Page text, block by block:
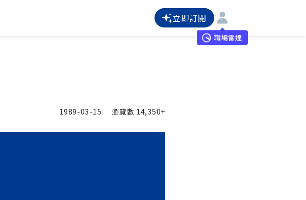
立即訂閱
職場雷達
1989-03-15 瀏覽數 14,350+